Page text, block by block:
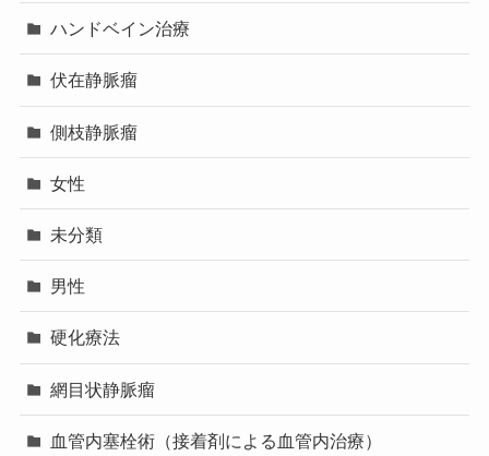
ハンドベイン治療
伏在静脈瘤
側枝静脈瘤
女性
未分類
男性
硬化療法
網目状静脈瘤
血管内塞栓術（接着剤による血管内治療）